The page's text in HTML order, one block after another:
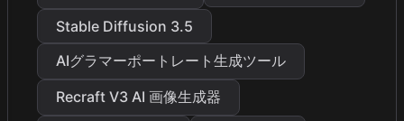
Stable Diffusion 3.5
AIグラマーポートレート生成ツール
Recraft V3 AI 画像生成器